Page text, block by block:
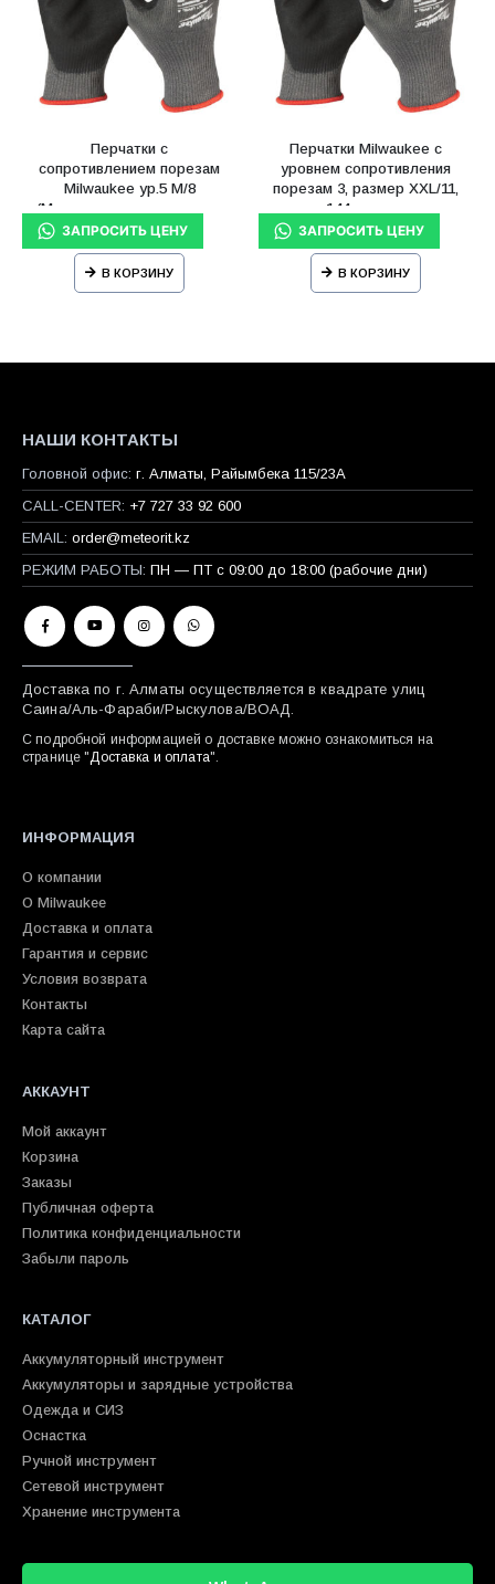
Перчатки с
сопротивлением порезам
Milwaukee ур.5 M/8
(Многоштучная упаковка –
144 пары)
В КОРЗИНУ
Перчатки Milwaukee с
уровнем сопротивления
порезам 3, размер XXL/11,
144 шт. пар
В КОРЗИНУ
НАШИ КОНТАКТЫ
Головной офис: г. Алматы, Райымбека 115/23A
CALL-CENTER: +7 727 33 92 600
EMAIL: order@meteorit.kz
РЕЖИМ РАБОТЫ: ПН — ПТ с 09:00 до 18:00 (рабочие дни)
Доставка по г. Алматы осуществляется в квадрате улиц
Саина/Аль-Фараби/Рыскулова/ВОАД.
С подробной информацией о доставке можно ознакомиться на
странице "Доставка и оплата".
ИНФОРМАЦИЯ
О компании
О Milwaukee
Доставка и оплата
Гарантия и сервис
Условия возврата
Контакты
Карта сайта
АККАУНТ
Мой аккаунт
Корзина
Заказы
Публичная оферта
Политика конфиденциальности
Забыли пароль
КАТАЛОГ
Аккумуляторный инструмент
Аккумуляторы и зарядные устройства
Одежда и СИЗ
Оснастка
Ручной инструмент
Сетевой инструмент
Хранение инструмента